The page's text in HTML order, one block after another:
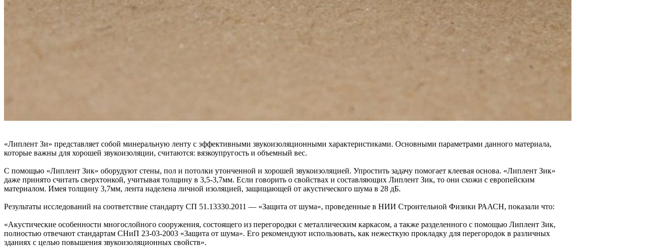
«Липлент Зи» представляет собой минеральную ленту c эффективными звукоизоляционными характеристиками. Основными параметрами данного материала,
которые важны для хорошей звукоизоляции, считаются: вязкоупругость и объемный вес.
С помощью «Липлент Зик» оборудуют стены, пол и потолки утонченной и хорошей звукоизоляцией. Упростить задачу помогает клеевая основа. «Липлент Зик»
даже принято считать сверхтонкой, учитывая толщину в 3,5-3,7мм. Если говорить о свойствах и составляющих Липлент Зик, то они схожи с европейским
материалом. Имея толщину 3,7мм, лента наделена личной изоляцией, защищающей от акустического шума в 28 дБ.
Результаты исследований на соответствие стандарту СП 51.13330.2011 — «Защита от шума», проведенные в НИИ Строительной Физики РААСН, показали что:
«Акустические особенности многослойного сооружения, состоящего из перегородки с металлическим каркасом, а также разделенного с помощью Липлент Зик,
полностью отвечают стандартам СНиП 23-03-2003 «Защита от шума». Его рекомендуют использовать, как нежесткую прокладку для перегородок в различных
зданиях с целью повышения звукоизоляционных свойств».